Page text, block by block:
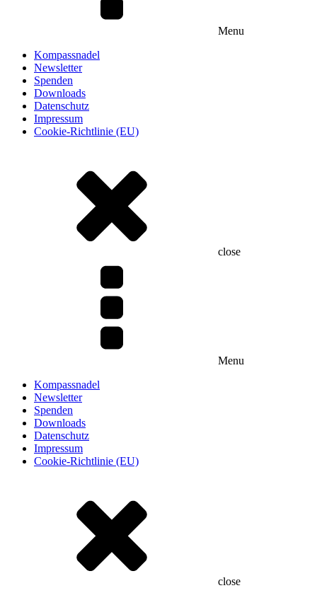
Menu
Kompassnadel
Newsletter
Spenden
Downloads
Datenschutz
Impressum
Cookie-Richtlinie (EU)
close
Menu
Kompassnadel
Newsletter
Spenden
Downloads
Datenschutz
Impressum
Cookie-Richtlinie (EU)
close